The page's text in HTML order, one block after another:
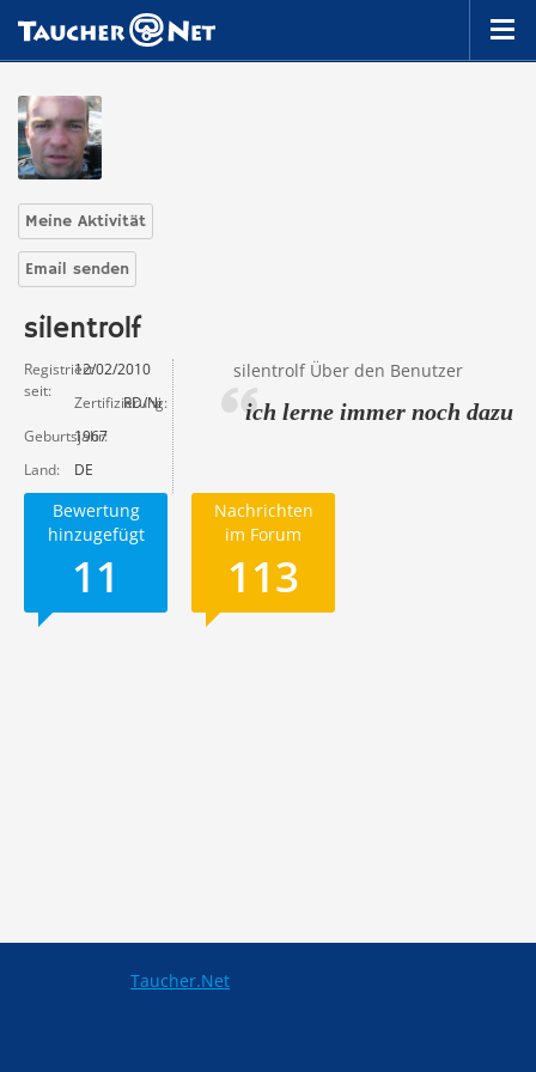
Meine Aktivität
Email senden
silentrolf
silentrolf Über den Benutzer
ich lerne immer noch dazu
Registriert
seit
12/02/2010
ZertifizierungRD/Nitrox/Trockentau
Geburtsjahr
1967
Land
DE
Bewertung
hinzugefügt
11
Nachrichten
im Forum
113
Taucher.Net